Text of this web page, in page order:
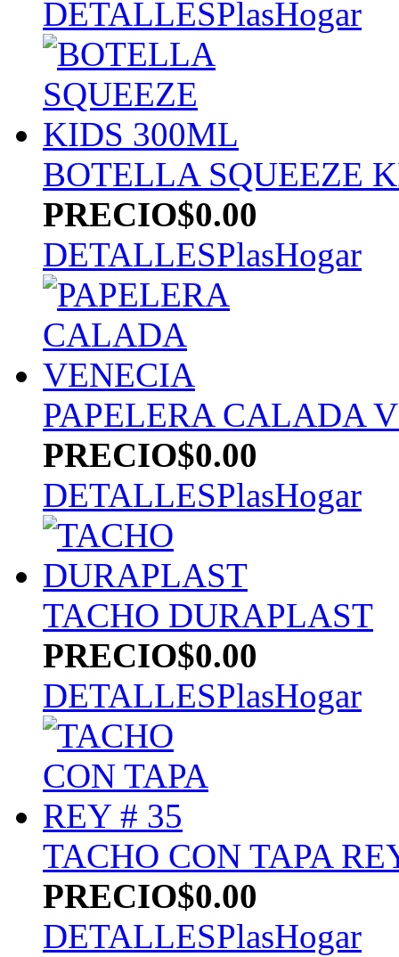
DETALLESPlasHogar
BOTELLA SQUEEZE
PRECIO$0.00
DETALLESPlasHogar
PAPELERA CALADA
PRECIO$0.00
DETALLESPlasHogar
TACHO DURAPLAST
PRECIO$0.00
DETALLESPlasHogar
TACHO CON TAPA
PRECIO$0.00
DETALLESPlasHogar